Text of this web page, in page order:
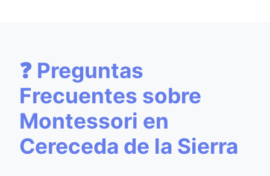
❓ Preguntas
Frecuentes sobre
Montessori en
Cereceda de la Sierra